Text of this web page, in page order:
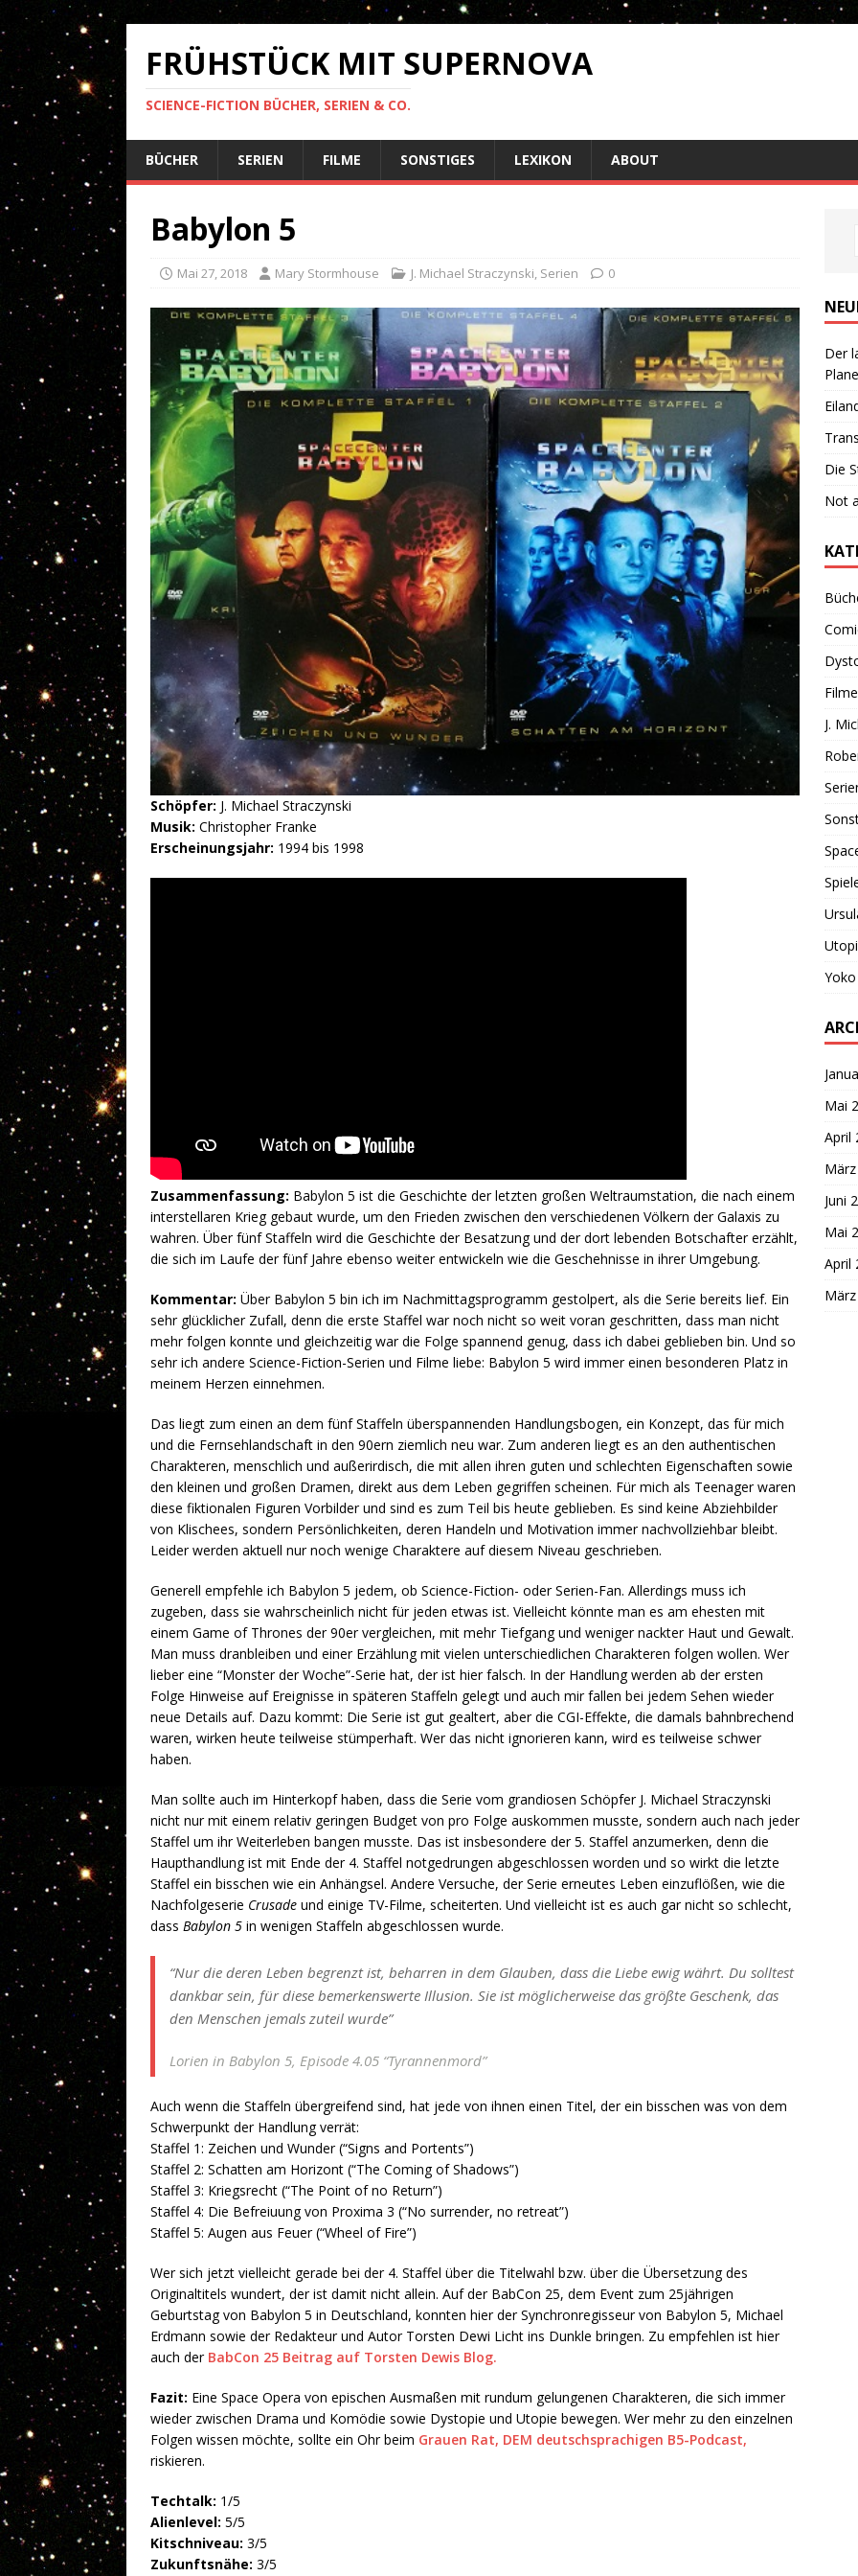
FRÜHSTÜCK MIT SUPERNOVA
SCIENCE-FICTION BÜCHER, SERIEN & CO.
BÜCHER SERIEN FILME SONSTIGES LEXIKON ABOUT
Babylon 5
Mai 27, 2018 Mary Stormhouse J. Michael Straczynski, Serien 0
Schöpfer: J. Michael Straczynski
Musik: Christopher Franke
Erscheinungsjahr: 1994 bis 1998
Zusammenfassung: Babylon 5 ist die Geschichte der letzten großen Weltraumstation, die nach einem
interstellaren Krieg gebaut wurde, um den Frieden zwischen den verschiedenen Völkern der Galaxis zu
wahren. Über fünf Staffeln wird die Geschichte der Besatzung und der dort lebenden Botschafter erzählt,
die sich im Laufe der fünf Jahre ebenso weiter entwickeln wie die Geschehnisse in ihrer Umgebung.
Kommentar: Über Babylon 5 bin ich im Nachmittagsprogramm gestolpert, als die Serie bereits lief. Ein
sehr glücklicher Zufall, denn die erste Staffel war noch nicht so weit voran geschritten, dass man nicht
mehr folgen konnte und gleichzeitig war die Folge spannend genug, dass ich dabei geblieben bin. Und so
sehr ich andere Science-Fiction-Serien und Filme liebe: Babylon 5 wird immer einen besonderen Platz in
meinem Herzen einnehmen.
Das liegt zum einen an dem fünf Staffeln überspannenden Handlungsbogen, ein Konzept, das für mich
und die Fernsehlandschaft in den 90ern ziemlich neu war. Zum anderen liegt es an den authentischen
Charakteren, menschlich und außerirdisch, die mit allen ihren guten und schlechten Eigenschaften sowie
den kleinen und großen Dramen, direkt aus dem Leben gegriffen scheinen. Für mich als Teenager waren
diese fiktionalen Figuren Vorbilder und sind es zum Teil bis heute geblieben. Es sind keine Abziehbilder
von Klischees, sondern Persönlichkeiten, deren Handeln und Motivation immer nachvollziehbar bleibt.
Leider werden aktuell nur noch wenige Charaktere auf diesem Niveau geschrieben.
Generell empfehle ich Babylon 5 jedem, ob Science-Fiction- oder Serien-Fan. Allerdings muss ich
zugeben, dass sie wahrscheinlich nicht für jeden etwas ist. Vielleicht könnte man es am ehesten mit
einem Game of Thrones der 90er vergleichen, mit mehr Tiefgang und weniger nackter Haut und Gewalt.
Man muss dranbleiben und einer Erzählung mit vielen unterschiedlichen Charakteren folgen wollen. Wer
lieber eine “Monster der Woche”-Serie hat, der ist hier falsch. In der Handlung werden ab der ersten
Folge Hinweise auf Ereignisse in späteren Staffeln gelegt und auch mir fallen bei jedem Sehen wieder
neue Details auf. Dazu kommt: Die Serie ist gut gealtert, aber die CGI-Effekte, die damals bahnbrechend
waren, wirken heute teilweise stümperhaft. Wer das nicht ignorieren kann, wird es teilweise schwer
haben.
Man sollte auch im Hinterkopf haben, dass die Serie vom grandiosen Schöpfer J. Michael Straczynski
nicht nur mit einem relativ geringen Budget von pro Folge auskommen musste, sondern auch nach jeder
Staffel um ihr Weiterleben bangen musste. Das ist insbesondere der 5. Staffel anzumerken, denn die
Haupthandlung ist mit Ende der 4. Staffel notgedrungen abgeschlossen worden und so wirkt die letzte
Staffel ein bisschen wie ein Anhängsel. Andere Versuche, der Serie erneutes Leben einzuflößen, wie die
Nachfolgeserie Crusade und einige TV-Filme, scheiterten. Und vielleicht ist es auch gar nicht so schlecht,
dass Babylon 5 in wenigen Staffeln abgeschlossen wurde.
“Nur die deren Leben begrenzt ist, beharren in dem Glauben, dass die Liebe ewig währt. Du solltest
dankbar sein, für diese bemerkenswerte Illusion. Sie ist möglicherweise das größte Geschenk, das
den Menschen jemals zuteil wurde”
Lorien in Babylon 5, Episode 4.05 “Tyrannenmord”
Auch wenn die Staffeln übergreifend sind, hat jede von ihnen einen Titel, der ein bisschen was von dem
Schwerpunkt der Handlung verrät:
Staffel 1: Zeichen und Wunder (“Signs and Portents”)
Staffel 2: Schatten am Horizont (“The Coming of Shadows”)
Staffel 3: Kriegsrecht (“The Point of no Return”)
Staffel 4: Die Befreiuung von Proxima 3 (“No surrender, no retreat”)
Staffel 5: Augen aus Feuer (“Wheel of Fire”)
Wer sich jetzt vielleicht gerade bei der 4. Staffel über die Titelwahl bzw. über die Übersetzung des
Originaltitels wundert, der ist damit nicht allein. Auf der BabCon 25, dem Event zum 25jährigen
Geburtstag von Babylon 5 in Deutschland, konnten hier der Synchronregisseur von Babylon 5, Michael
Erdmann sowie der Redakteur und Autor Torsten Dewi Licht ins Dunkle bringen. Zu empfehlen ist hier
auch der BabCon 25 Beitrag auf Torsten Dewis Blog.
Fazit: Eine Space Opera von epischen Ausmaßen mit rundum gelungenen Charakteren, die sich immer
wieder zwischen Drama und Komödie sowie Dystopie und Utopie bewegen. Wer mehr zu den einzelnen
Folgen wissen möchte, sollte ein Ohr beim Grauen Rat, DEM deutschsprachigen B5-Podcast,
riskieren.
Techtalk: 1/5
Alienlevel: 5/5
Kitschniveau: 3/5
Zukunftsnähe: 3/5
Der
Die
Not
Filme
J.
Mai
April
Juni
Mai
April